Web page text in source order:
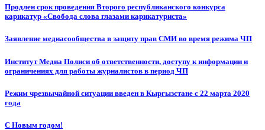
Продлен срок проведения Второго республиканского конкурса
карикатур «Свобода слова глазами карикатуриста»
Заявление медиасообщества в защиту прав СМИ во время режима ЧП
Институт Медиа Полиси об ответственности, доступу к информации и
ограничениях для работы журналистов в период ЧП
Режим чрезвычайной ситуации введен в Кыргызстане с 22 марта 2020
года
С Новым годом!